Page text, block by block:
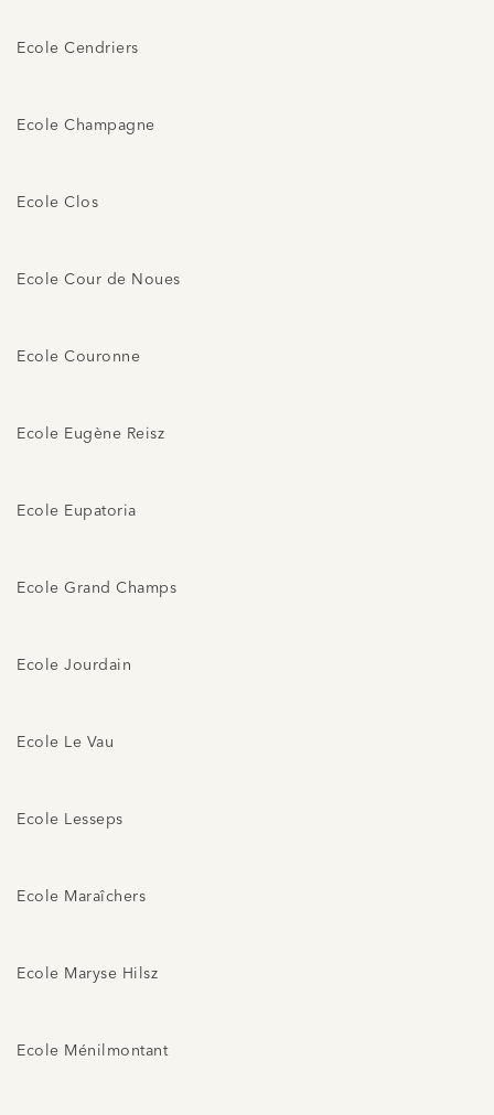
Ecole Cendriers
Ecole Champagne
Ecole Clos
Ecole Cour de Noues
Ecole Couronne
Ecole Eugène Reisz
Ecole Eupatoria
Ecole Grand Champs
Ecole Jourdain
Ecole Le Vau
Ecole Lesseps
Ecole Maraîchers
Ecole Maryse Hilsz
Ecole Ménilmontant